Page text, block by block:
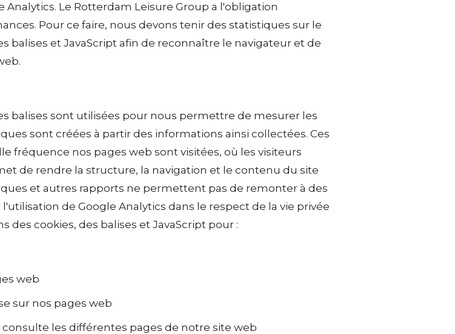
Le Rotterdam Leisure Group a l'obligation
Pour ce faire, nous devons tenir des statistiques sur le
balises et JavaScript afin de reconnaître le navigateur et de
balises sont utilisées pour nous permettre de mesurer les
sont créées à partir des informations ainsi collectées. Ces
fréquence nos pages web sont visitées, où les visiteurs
de rendre la structure, la navigation et le contenu du site
et autres rapports ne permettent pas de remonter à des
de Google Analytics dans le respect de la vie privée
des cookies, des balises et JavaScript pour :
web
sur nos pages web
les différentes pages de notre site web